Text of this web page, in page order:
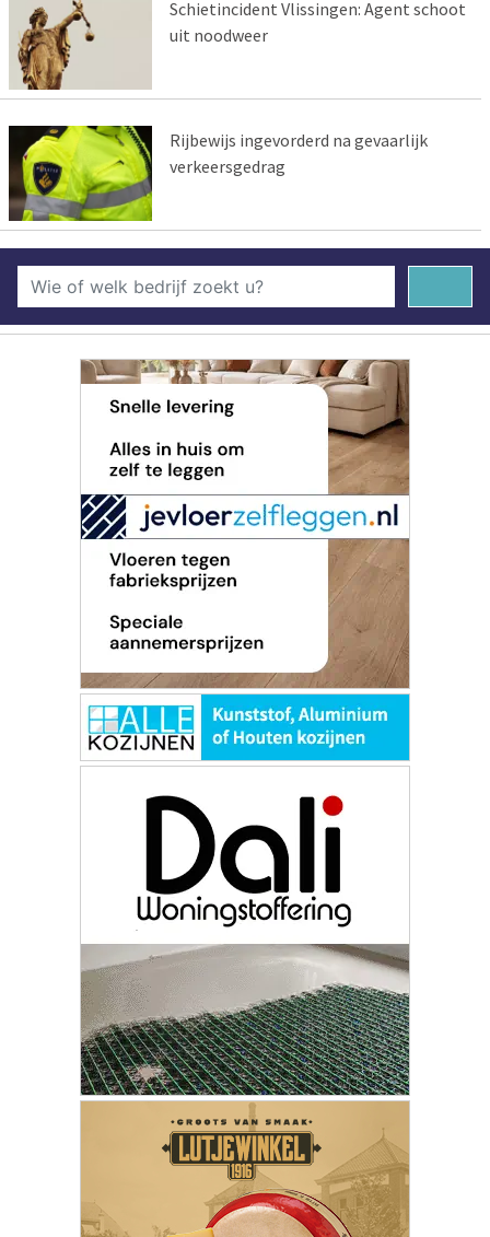
Schietincident Vlissingen: Agent schoot
uit noodweer
Rijbewijs ingevorderd na gevaarlijk
verkeersgedrag